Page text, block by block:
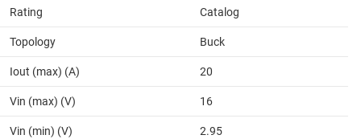
Rating Catalog
Topology Buck
Iout (max) (A) 20
Vin (max) (V) 16
Vin (min) (V) 2.95